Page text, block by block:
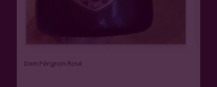
Dom Pérignon Rosé